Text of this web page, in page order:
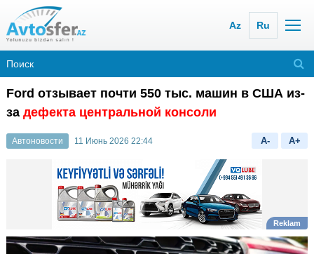
Az Ru
Ford отзывает почти 550 тыс. машин в США из-
за дефекта центральной консоли
Автоновости 11 Июнь 2026 22:44 A- A+